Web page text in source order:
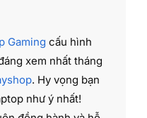
Gaming cấu hình
xem nhất tháng
. Hy vọng bạn
như ý nhất!